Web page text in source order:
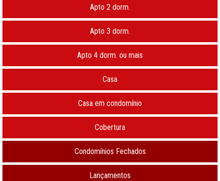
Apto 2 dorm.
Apto 3 dorm.
Apto 4 dorm. ou mais
Casa
Casa em condomínio
Cobertura
Condomínios Fechados
Lançamentos